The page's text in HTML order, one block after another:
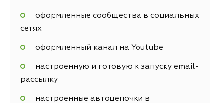
оформленные сообщества в социальных
сетях
оформленный канал на Youtube
настроенную и готовую к запуску email-
рассылку
настроенные автоцепочки в